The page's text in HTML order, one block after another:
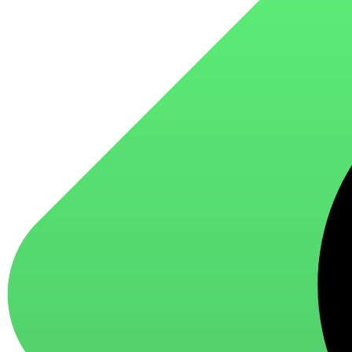
для ароматизации и нейтрализации запахов
для стирки и ухода за тканями
для ковров и текстильных изделий
специализированные чистящие средства
универсальные чистящие средства
дезинфицирующие средства
Автохимия и автокосметика
автоэмали
аэрозольные смазки